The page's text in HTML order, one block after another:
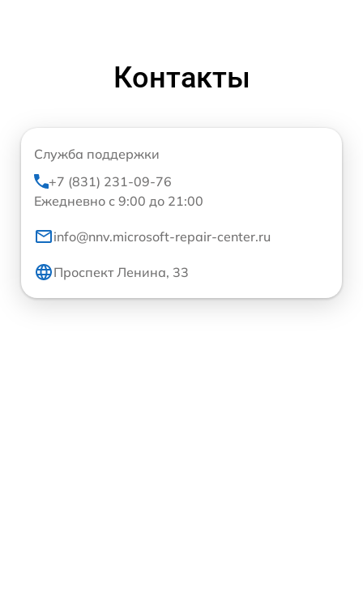
Контакты
Служба поддержки
+7 (831) 231-09-76
Ежедневно с 9:00 до 21:00
info@nnv.microsoft-repair-center.ru
Проспект Ленина, 33